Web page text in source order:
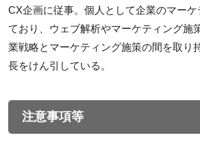
CX企画に従事。個人として企業のマー
ており、ウェブ解析やマーケティング施
業戦略とマーケティング施策の間を取り
長をけん引している。
注意事項等